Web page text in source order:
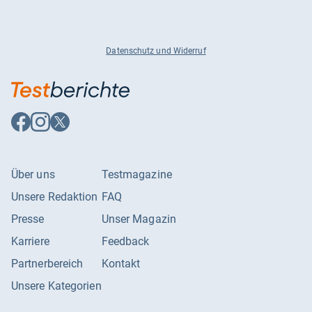
Datenschutz und Widerruf
Auf
Facebook
Auf
Instagram
Auf
X
Über uns
Unsere Redaktion
Presse
Karriere
Partnerbereich
Unsere Kategorien
Testmagazine
FAQ
Unser Magazin
Feedback
Kontakt